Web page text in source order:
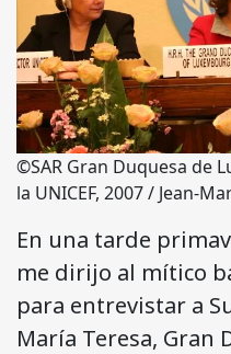
©SAR Gran Duquesa de
la UNICEF, 2007 / Jean-
En una tarde
me dirijo al mítico
para entrevistar a
María Teresa, Gran